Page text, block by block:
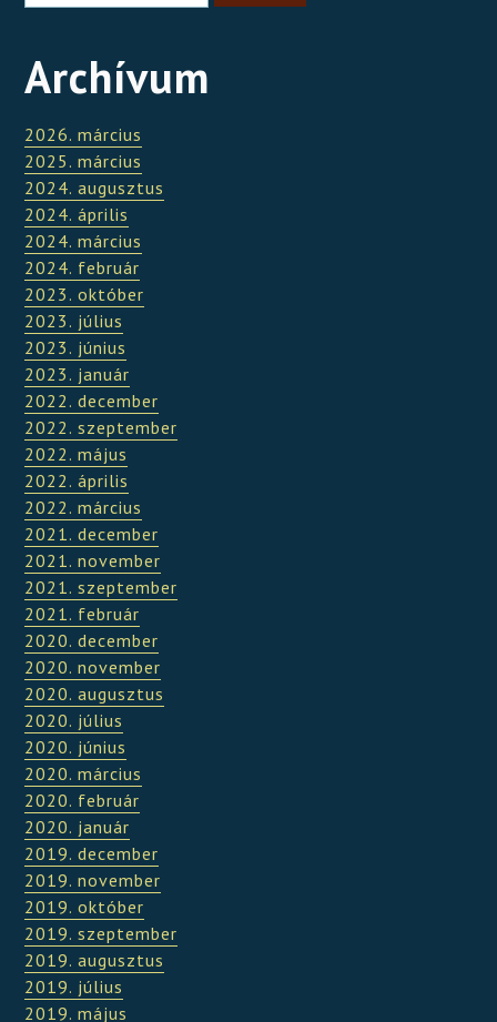
Archívum
2026. március
2025. március
2024. augusztus
2024. április
2024. március
2024. február
2023. október
2023. július
2023. június
2023. január
2022. december
2022. szeptember
2022. május
2022. április
2022. március
2021. december
2021. november
2021. szeptember
2021. február
2020. december
2020. november
2020. augusztus
2020. július
2020. június
2020. március
2020. február
2020. január
2019. december
2019. november
2019. október
2019. szeptember
2019. augusztus
2019. július
2019. május